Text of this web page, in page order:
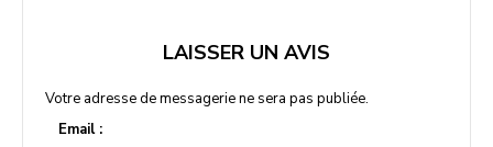
LAISSER UN AVIS
Votre adresse de messagerie ne sera pas publiée.
Email :